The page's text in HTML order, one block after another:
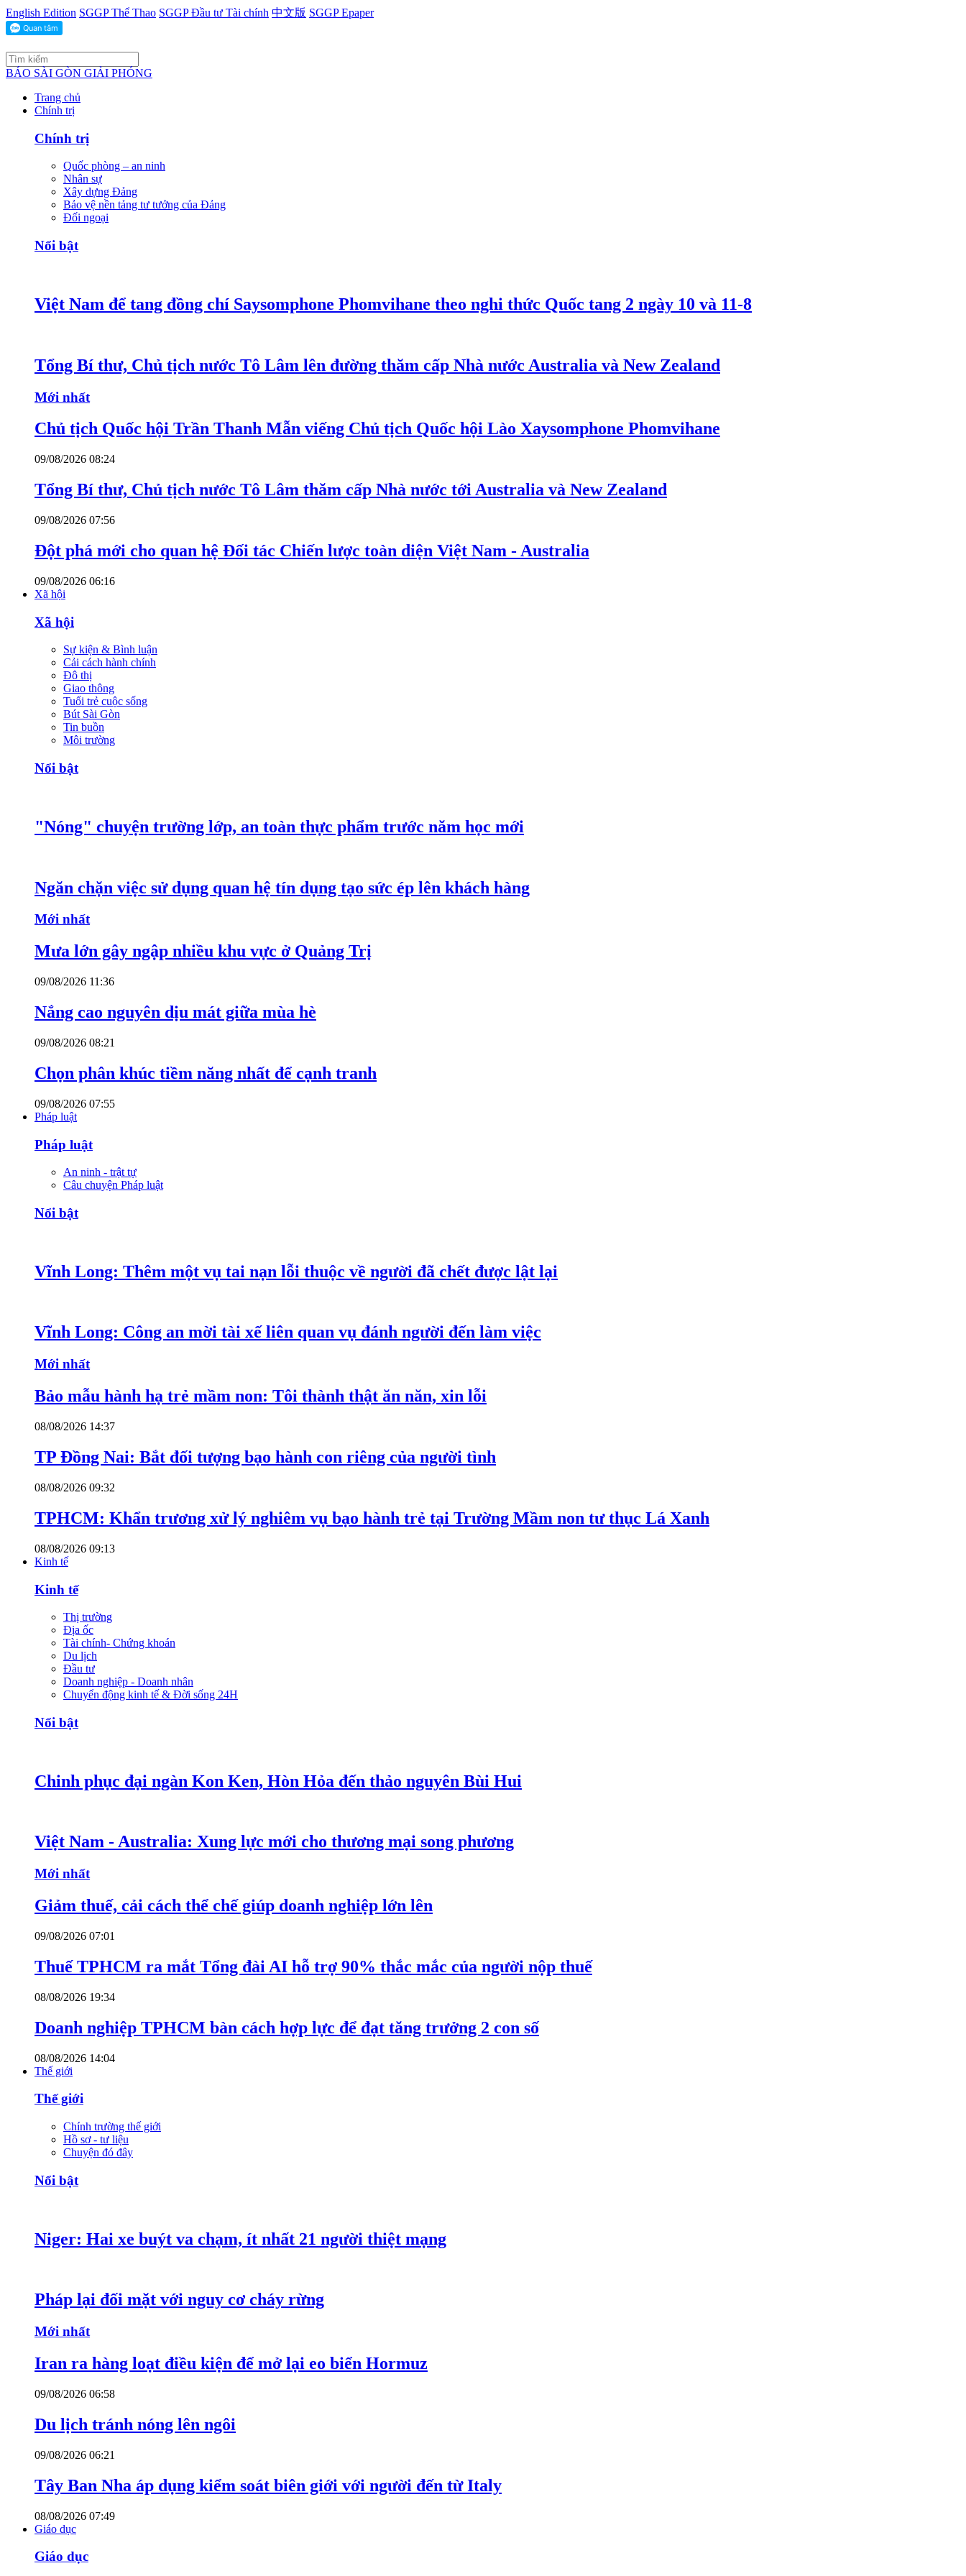
English Edition SGGP Thể Thao SGGP Đầu tư Tài chính 中文版 SGGP Epaper
BÁO SÀI GÒN GIẢI PHÓNG
Trang chủ
Chính trị
Chính trị
Quốc phòng – an ninh
Nhân sự
Xây dựng Đảng
Bảo vệ nền tảng tư tưởng của Đảng
Đối ngoại
Nổi bật
Việt Nam để tang đồng chí Saysomphone Phomvihane theo nghi thức Quốc tang 2 ngày 10 và 11-8
Tổng Bí thư, Chủ tịch nước Tô Lâm lên đường thăm cấp Nhà nước Australia và New Zealand
Mới nhất
Chủ tịch Quốc hội Trần Thanh Mẫn viếng Chủ tịch Quốc hội Lào Xaysomphone Phomvihane
09/08/2026 08:24
Tổng Bí thư, Chủ tịch nước Tô Lâm thăm cấp Nhà nước tới Australia và New Zealand
09/08/2026 07:56
Đột phá mới cho quan hệ Đối tác Chiến lược toàn diện Việt Nam - Australia
09/08/2026 06:16
Xã hội
Xã hội
Sự kiện & Bình luận
Cải cách hành chính
Đô thị
Giao thông
Tuổi trẻ cuộc sống
Bút Sài Gòn
Tin buồn
Môi trường
Nổi bật
"Nóng" chuyện trường lớp, an toàn thực phẩm trước năm học mới
Ngăn chặn việc sử dụng quan hệ tín dụng tạo sức ép lên khách hàng
Mới nhất
Mưa lớn gây ngập nhiều khu vực ở Quảng Trị
09/08/2026 11:36
Nắng cao nguyên dịu mát giữa mùa hè
09/08/2026 08:21
Chọn phân khúc tiềm năng nhất để cạnh tranh
09/08/2026 07:55
Pháp luật
Pháp luật
An ninh - trật tự
Câu chuyện Pháp luật
Nổi bật
Vĩnh Long: Thêm một vụ tai nạn lỗi thuộc về người đã chết được lật lại
Vĩnh Long: Công an mời tài xế liên quan vụ đánh người đến làm việc
Mới nhất
Bảo mẫu hành hạ trẻ mầm non: Tôi thành thật ăn năn, xin lỗi
08/08/2026 14:37
TP Đồng Nai: Bắt đối tượng bạo hành con riêng của người tình
08/08/2026 09:32
TPHCM: Khẩn trương xử lý nghiêm vụ bạo hành trẻ tại Trường Mầm non tư thục Lá Xanh
08/08/2026 09:13
Kinh tế
Kinh tế
Thị trường
Địa ốc
Tài chính- Chứng khoán
Du lịch
Đầu tư
Doanh nghiệp - Doanh nhân
Chuyển động kinh tế & Đời sống 24H
Nổi bật
Chinh phục đại ngàn Kon Ken, Hòn Hỏa đến thảo nguyên Bùi Hui
Việt Nam - Australia: Xung lực mới cho thương mại song phương
Mới nhất
Giảm thuế, cải cách thể chế giúp doanh nghiệp lớn lên
09/08/2026 07:01
Thuế TPHCM ra mắt Tổng đài AI hỗ trợ 90% thắc mắc của người nộp thuế
08/08/2026 19:34
Doanh nghiệp TPHCM bàn cách hợp lực để đạt tăng trưởng 2 con số
08/08/2026 14:04
Thế giới
Thế giới
Chính trường thế giới
Hồ sơ - tư liệu
Chuyện đó đây
Nổi bật
Niger: Hai xe buýt va chạm, ít nhất 21 người thiệt mạng
Pháp lại đối mặt với nguy cơ cháy rừng
Mới nhất
Iran ra hàng loạt điều kiện để mở lại eo biển Hormuz
09/08/2026 06:58
Du lịch tránh nóng lên ngôi
09/08/2026 06:21
Tây Ban Nha áp dụng kiểm soát biên giới với người đến từ Italy
08/08/2026 07:49
Giáo dục
Giáo dục